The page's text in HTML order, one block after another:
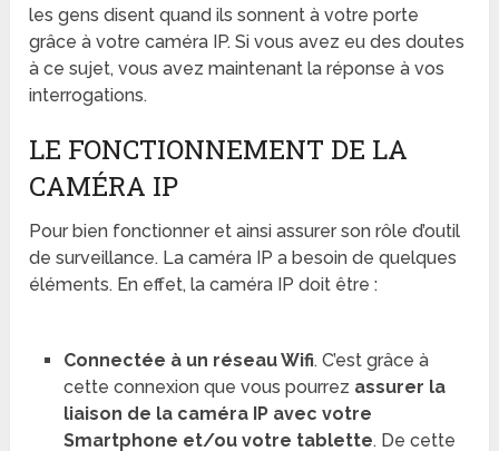
les gens disent quand ils sonnent à votre porte
grâce à votre caméra IP. Si vous avez eu des doutes
à ce sujet, vous avez maintenant la réponse à vos
interrogations.
LE FONCTIONNEMENT DE LA
CAMÉRA IP
Pour bien fonctionner et ainsi assurer son rôle d’outil
de surveillance. La caméra IP a besoin de quelques
éléments. En effet, la caméra IP doit être :
Connectée à un réseau Wifi. C’est grâce à
cette connexion que vous pourrez assurer la
liaison de la caméra IP avec votre
Smartphone et/ou votre tablette. De cette